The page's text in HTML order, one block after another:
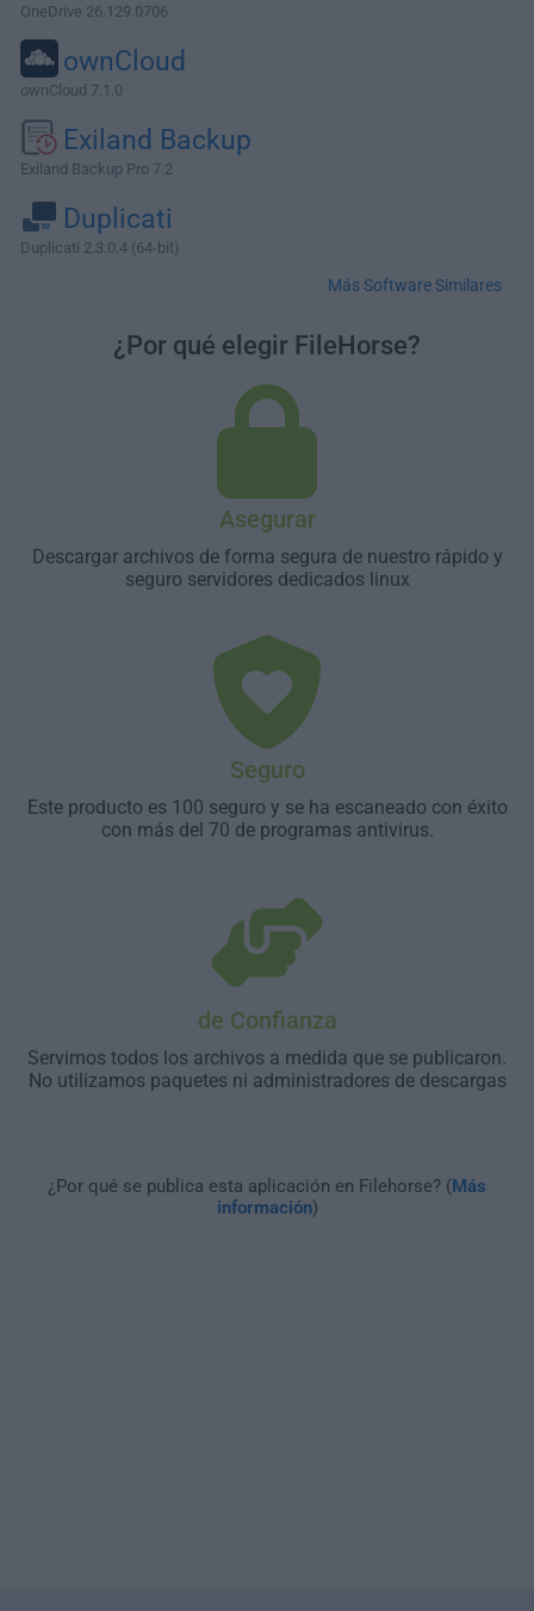
OneDrive 26.129.0706
ownCloud
ownCloud 7.1.0
Exiland Backup
Exiland Backup Pro 7.2
Duplicati
Duplicati 2.3.0.4 (64-bit)
Más Software Similares
¿Por qué elegir FileHorse?
Asegurar
Descargar archivos de forma segura de nuestro rápido y
seguro servidores dedicados linux
Seguro
Este producto es 100 seguro y se ha escaneado con éxito
con más del 70 de programas antivirus.
de Confianza
Servimos todos los archivos a medida que se publicaron.
No utilizamos paquetes ni administradores de descargas
¿Por qué se publica esta aplicación en Filehorse? (Más
información)